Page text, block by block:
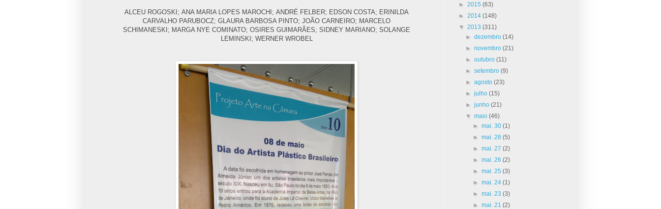
ALCEU ROGOSKI; ANA MARIA LOPES MAROCHI; ANDRÉ FELBER; EDSON COSTA; ERINILDA
CARVALHO PARUBOCZ; GLAURA BARBOSA PINTO; JOÃO CARNEIRO; MARCELO
SCHIMANESKI; MARGA NYE COMINATO; OSIRES GUIMARÃES; SIDNEY MARIANO; SOLANGE
LEMINSKI; WERNER WROBEL
► 2015 (63)
► 2014 (148)
▼ 2013 (311)
►dezembro(14)
►novembro(21)
►outubro(11)
►setembro(9)
►agosto(23)
►julho(15)
►junho(21)
▼maio(46)
► mai. 30 (1)
► mai. 28 (5)
► mai. 27 (2)
► mai. 26 (2)
► mai. 25 (3)
► mai. 24 (1)
► mai. 23 (3)
► mai. 21 (2)